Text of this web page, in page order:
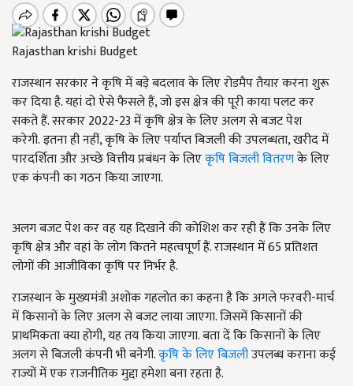
Rajasthan krishi Budget
राजस्थान सरकार ने कृषि में बड़े बदलाव के लिए रोडमैप तैयार करना शुरू
कर दिया है. यहां दो ऐसे फैसले हैं, जो इस क्षेत्र की पूरी काया पलट कर
सकते हैं. सरकार 2022-23 में कृषि क्षेत्र के लिए अलग से बजट पेश
करेगी. इतना ही नहीं, कृषि के लिए पर्याप्त बिजली की उपलब्धता, खरीद में
पारदर्शिता और अच्छे वित्तीय प्रबंधन के लिएकृषि बिजली वितरणके लिए
एक कंपनी का गठन किया जाएगा.
अलग बजट पेश कर वह यह दिखाने की कोशिश कर रही हैं कि उनके लिए
कृषि क्षेत्र और वहां के लोग कितने महत्वपूर्ण हैं. राजस्थान में 65 प्रतिशत
लोगों की आजीविका कृषि पर निर्भर है.
राजस्थान के मुख्यमंत्री अशोक गहलोत का कहना है कि अगले फरवरी-मार्च
में किसानों के लिए अलग से बजट लाया जाएगा. जिसमें किसानों की
प्राथमिकता क्या होगी, यह तय किया जाएगा. बता दें कि किसानों के लिए
अलग से बिजली कंपनी भी बनेगी.कृषि के लिए बिजलीउपलब्ध कराना कई
राज्यों में एक राजनीतिक मुद्दा हमेशा बना रहता है.